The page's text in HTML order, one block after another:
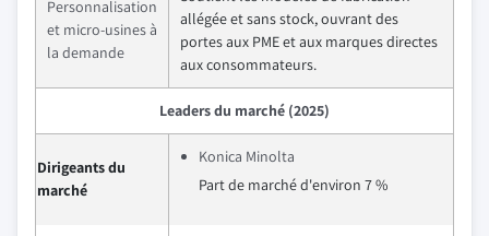
Personnalisation
et micro-usines à
la demande
allégée et sans stock, ouvrant des
portes aux PME et aux marques directes
aux consommateurs.
Leaders du marché (2025)
Dirigeants du
marché
Konica Minolta
Part de marché d'environ 7 %